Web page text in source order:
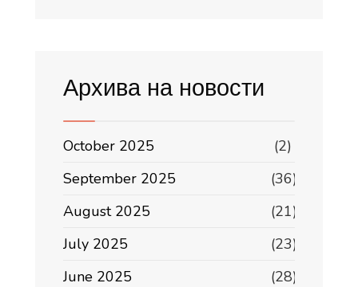
Архива на новости
October 2025
(2)
September 2025
(36)
August 2025
(21)
July 2025
(23)
June 2025
(28)